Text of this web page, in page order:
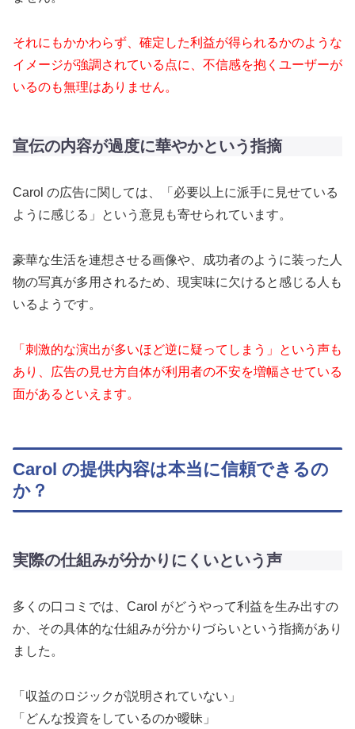
それにもかかわらず、確定した利益が得られるかのような
イメージが強調されている点に、不信感を抱くユーザーが
いるのも無理はありません。
宣伝の内容が過度に華やかという指摘
Carol の広告に関しては、「必要以上に派手に見せている
ように感じる」という意見も寄せられています。
豪華な生活を連想させる画像や、成功者のように装った人
物の写真が多用されるため、現実味に欠けると感じる人も
いるようです。
「刺激的な演出が多いほど逆に疑ってしまう」という声も
あり、広告の見せ方自体が利用者の不安を増幅させている
面があるといえます。
Carol の提供内容は本当に信頼できるの
か？
実際の仕組みが分かりにくいという声
多くの口コミでは、Carol がどうやって利益を生み出すの
か、その具体的な仕組みが分かりづらいという指摘があり
ました。
「収益のロジックが説明されていない」
「どんな投資をしているのか曖昧」